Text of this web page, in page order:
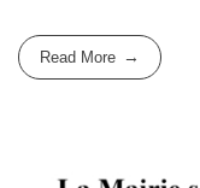
Read More